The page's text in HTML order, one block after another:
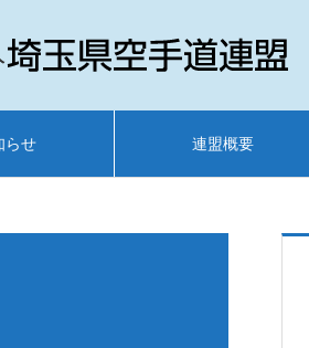
らせ 連盟概要